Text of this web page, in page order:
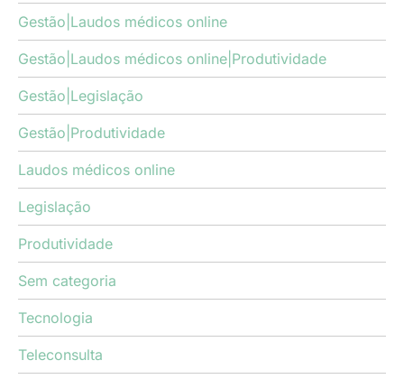
Gestão|Laudos médicos online
Gestão|Laudos médicos online|Produtividade
Gestão|Legislação
Gestão|Produtividade
Laudos médicos online
Legislação
Produtividade
Sem categoria
Tecnologia
Teleconsulta